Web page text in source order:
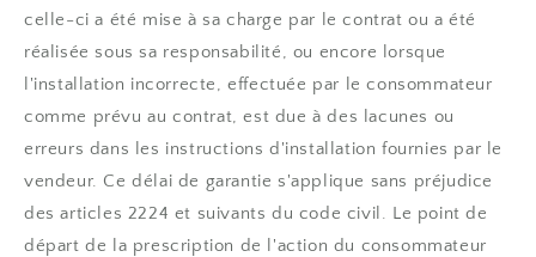
celle-ci a été mise à sa charge par le contrat ou a été
réalisée sous sa responsabilité, ou encore lorsque
l'installation incorrecte, effectuée par le consommateur
comme prévu au contrat, est due à des lacunes ou
erreurs dans les instructions d'installation fournies par le
vendeur. Ce délai de garantie s'applique sans préjudice
des articles 2224 et suivants du code civil. Le point de
départ de la prescription de l'action du consommateur